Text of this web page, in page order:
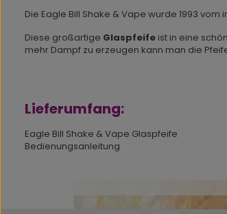
Die Eagle Bill Shake & Vape wurde 1993
Diese großartige Glaspfeife ist in eine
mehr Dampf zu erzeugen kann man die
Lieferumfang:
Eagle Bill Shake & Vape Glaspfeife
Bedienungsanleitung